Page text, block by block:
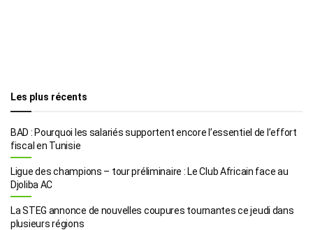
Les plus récents
BAD : Pourquoi les salariés supportent encore l’essentiel de l’effort
fiscal en Tunisie
Ligue des champions – tour préliminaire : Le Club Africain face au
Djoliba AC
La STEG annonce de nouvelles coupures tournantes ce jeudi dans
plusieurs régions